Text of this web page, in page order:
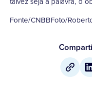
Fonte/CNBBFoto/